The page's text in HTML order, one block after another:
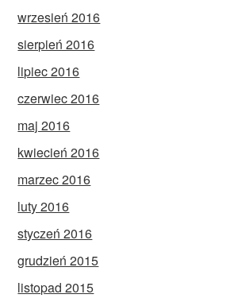
wrzesień 2016
sierpień 2016
lipiec 2016
czerwiec 2016
maj 2016
kwiecień 2016
marzec 2016
luty 2016
styczeń 2016
grudzień 2015
listopad 2015